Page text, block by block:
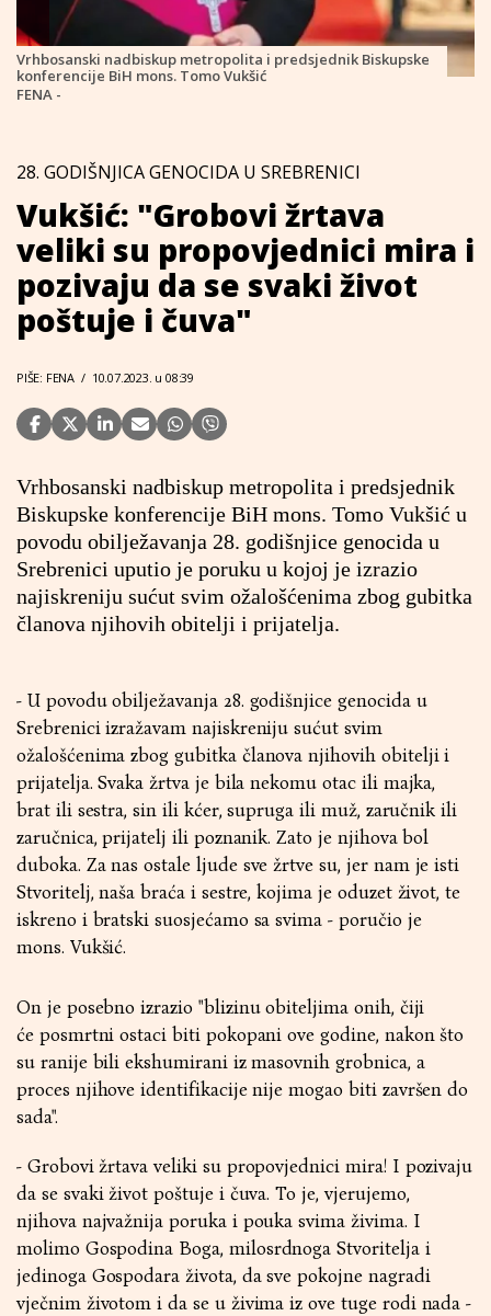
Vrhbosanski nadbiskup metropolita i predsjednik Biskupske
konferencije BiH mons. Tomo Vukšić
FENA -
28. GODIŠNJICA GENOCIDA U SREBRENICI
Vukšić: "Grobovi žrtava
veliki su propovjednici mira i
pozivaju da se svaki život
poštuje i čuva"
PIŠE: FENA / 10.07.2023. u 08:39
Vrhbosanski nadbiskup metropolita i predsjednik
Biskupske konferencije BiH mons. Tomo Vukšić u
povodu obilježavanja 28. godišnjice genocida u
Srebrenici uputio je poruku u kojoj je izrazio
najiskreniju sućut svim ožalošćenima zbog gubitka
članova njihovih obitelji i prijatelja.
- U povodu obilježavanja 28. godišnjice genocida u
Srebrenici izražavam najiskreniju sućut svim
ožalošćenima zbog gubitka članova njihovih obitelji i
prijatelja. Svaka žrtva je bila nekomu otac ili majka,
brat ili sestra, sin ili kćer, supruga ili muž, zaručnik ili
zaručnica, prijatelj ili poznanik. Zato je njihova bol
duboka. Za nas ostale ljude sve žrtve su, jer nam je isti
Stvoritelj, naša braća i sestre, kojima je oduzet život, te
iskreno i bratski suosjećamo sa svima - poručio je
mons. Vukšić.
On je posebno izrazio "blizinu obiteljima onih, čiji
će posmrtni ostaci biti pokopani ove godine, nakon što
su ranije bili ekshumirani iz masovnih grobnica, a
proces njihove identifikacije nije mogao biti završen do
sada".
- Grobovi žrtava veliki su propovjednici mira! I pozivaju
da se svaki život poštuje i čuva. To je, vjerujemo,
njihova najvažnija poruka i pouka svima živima. I
molimo Gospodina Boga, milosrdnoga Stvoritelja i
jedinoga Gospodara života, da sve pokojne nagradi
vječnim životom i da se u živima iz ove tuge rodi nada -